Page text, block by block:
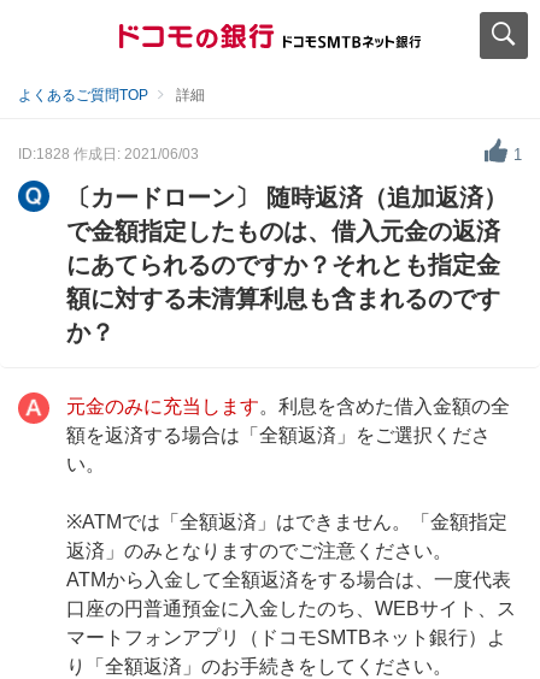
よくあるご質問TOP 詳細
ID:1828 作成日: 2021/06/03 1
〔カードローン〕 随時返済（追加返済）
で金額指定したものは、借入元金の返済
にあてられるのですか？それとも指定金
額に対する未清算利息も含まれるのです
か？
元金のみに充当します。利息を含めた借入金額の全
額を返済する場合は「全額返済」をご選択くださ
い。
※ATMでは「全額返済」はできません。「金額指定
返済」のみとなりますのでご注意ください。
ATMから入金して全額返済をする場合は、一度代表
口座の円普通預金に入金したのち、WEBサイト、ス
マートフォンアプリ（ドコモSMTBネット銀行）よ
り「全額返済」のお手続きをしてください。